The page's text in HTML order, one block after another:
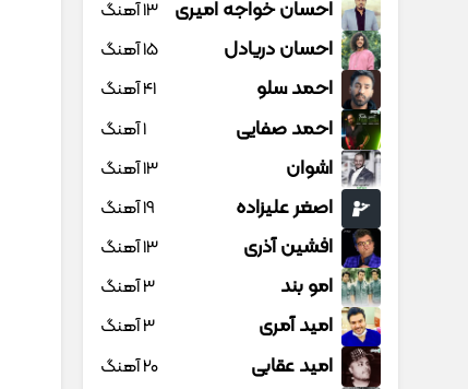
احسان خواجه امیری 13 آهنگ
احسان دریادل 15 آهنگ
احمد سلو 41 آهنگ
احمد صفایی 1 آهنگ
اشوان 13 آهنگ
اصغر علیزاده 19 آهنگ
افشین آذری 13 آهنگ
امو بند 3 آهنگ
امید آمری 3 آهنگ
امید عقابی 20 آهنگ